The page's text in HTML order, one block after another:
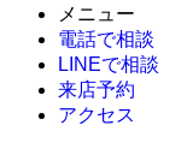
メニュー
電話で相談
LINEで相談
来店予約
アクセス